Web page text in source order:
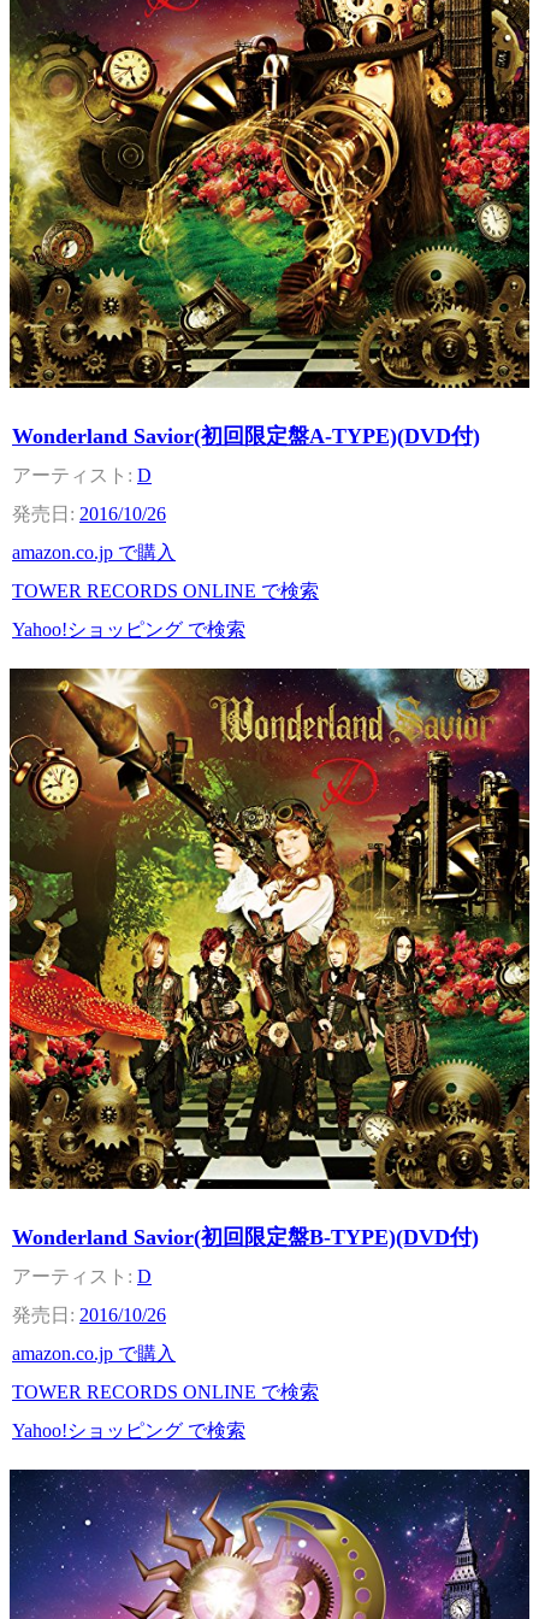
Wonderland Savior(初回限定盤A-TYPE)(DVD付)
D
2016/10/26
amazon.co.jp で購入
TOWER RECORDS ONLINE で検索
Yahoo!ショッピング で検索
Wonderland Savior(初回限定盤B-TYPE)(DVD付)
D
2016/10/26
amazon.co.jp で購入
TOWER RECORDS ONLINE で検索
Yahoo!ショッピング で検索